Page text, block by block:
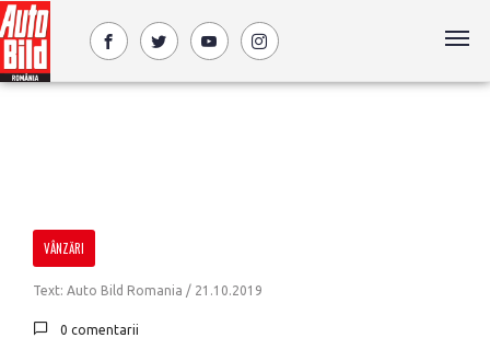
VÂNZĂRI
Text: Auto Bild Romania / 21.10.2019
0 comentarii